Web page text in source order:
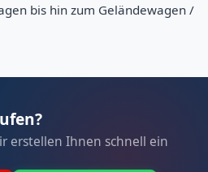
bis hin zum Geländewagen /
erstellen Ihnen schnell ein